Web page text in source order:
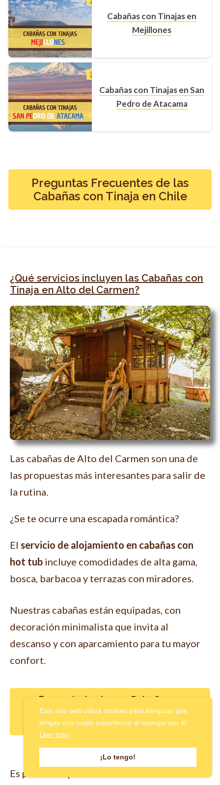
Cabañas con Tinajas en
Mejillones
Cabañas con Tinajas en San
Pedro de Atacama
Preguntas Frecuentes de las
Cabañas con Tinaja en Chile
¿Qué servicios incluyen las Cabañas con
Tinaja en Alto del Carmen?
Las cabañas de Alto del Carmen son una de
las propuestas más interesantes para salir de
la rutina.
¿Se te ocurre una escapada romántica?
El servicio de alojamiento en cabañas con
hot tub incluye comodidades de alta gama,
bosca, barbacoa y terrazas con miradores.
Nuestras cabañas están equipadas, con
decoración minimalista que invita al
descanso y con aparcamiento para tu mayor
confort.
¿Por qué elegir una Cabaña con
Tinaja en Alto del Carmen y no otro
tipo de hospedaje?
Es probable que estés buscando
Este sitio web utiliza cookies para asegurar que
tengas una mejor experiencia al navegar por él.
Leer más
¡Lo tengo!